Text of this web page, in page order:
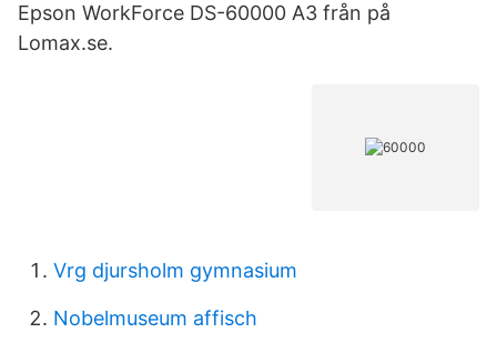
Epson WorkForce DS-60000 A3 från på
Lomax.se.
Vrg djursholm gymnasium
Nobelmuseum affisch